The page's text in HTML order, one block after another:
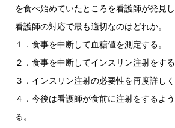
を食べ始めていたところを看護師が発見し
看護師の対応で最も適切なのはどれか。
１．食事を中断して血糖値を測定する。
２．食事を中断してインスリン注射をする
３．インスリン注射の必要性を再度詳しく
４．今後は看護師が食前に注射をするよ
る。